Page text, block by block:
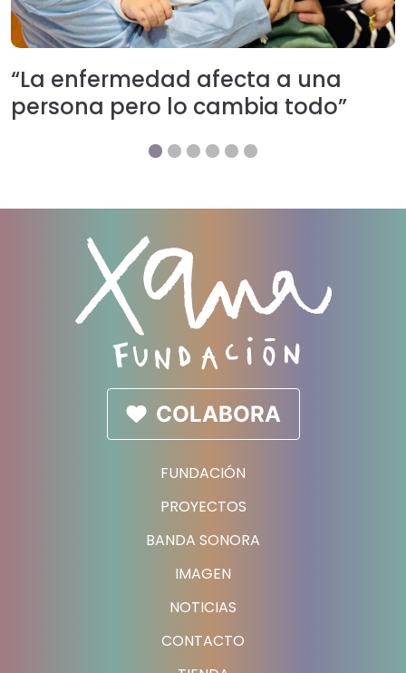
“La enfermedad afecta a una
persona pero lo cambia todo”
FUNDACIÓN
PROYECTOS
BANDA SONORA
IMAGEN
NOTICIAS
CONTACTO
COLABORA